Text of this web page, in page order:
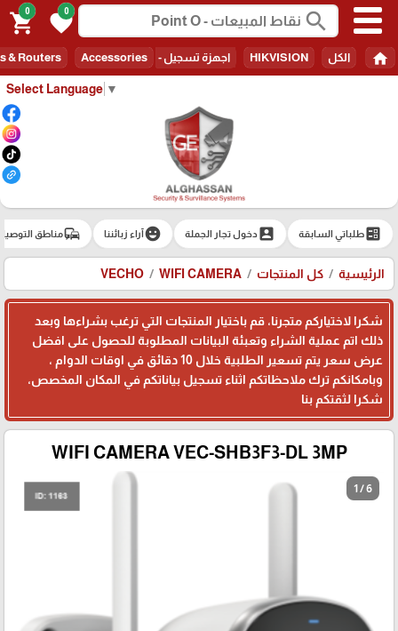
Select Language ▼
search
0
favorite
0
shopping_cart
home الكل HIKVISION اجهزة تسجيل - Recorders & Routers Accessories
ballotطلباتي السابقة account_boxدخول تجار الجملة emoji_emotionsآراء زبائننا commuteمناطق
الرئيسية كل المنتجات VECHO WIFI CAMERA
شكرا لاختياركم متجرنا، قم باختيار المنتجات التي ترغب بشراءها وبعد
ذلك اتم عملية الشراء وتعبئة البيانات المطلوبة للحصول على افضل
عرض سعر يتم تسعير الطلبية خلال 10 دقائق في اوقات الدوام ،
وبامكانكم ترك ملاحظاتكم اثناء تسجيل بياناتكم في المكان المخصص،
شكرا لثقتكم بنا
WIFI CAMERA VEC-SHB3F3-DL 3MP
1 / 6